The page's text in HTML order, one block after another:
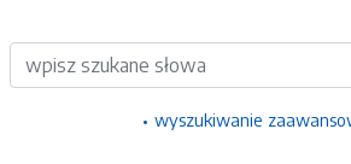
Wyszukiwarka
wyszukiwanie